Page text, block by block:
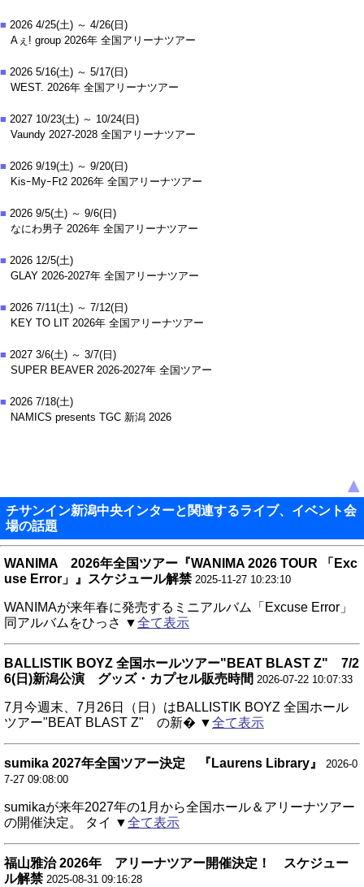
■ 2026 4/25(土) ～ 4/26(日)
Aぇ! group 2026年 全国アリーナツアー
■ 2026 5/16(土) ～ 5/17(日)
WEST. 2026年 全国アリーナツアー
■ 2027 10/23(土) ～ 10/24(日)
Vaundy 2027-2028 全国アリーナツアー
■ 2026 9/19(土) ～ 9/20(日)
KisｰMyｰFt2 2026年 全国アリーナツアー
■ 2026 9/5(土) ～ 9/6(日)
なにわ男子 2026年 全国アリーナツアー
■ 2026 12/5(土)
GLAY 2026-2027年 全国アリーナツアー
■ 2026 7/11(土) ～ 7/12(日)
KEY TO LIT 2026年 全国アリーナツアー
■ 2027 3/6(土) ～ 3/7(日)
SUPER BEAVER 2026-2027年 全国ツアー
■ 2026 7/18(土)
NAMICS presents TGC 新潟 2026
▲
チサンイン新潟中央インターと関連するライブ、イベント会
場の話題
WANIMA 2026年全国ツアー『WANIMA 2026 TOUR 「Exc
use Error」』スケジュール解禁 2025-11-27 10:23:10
WANIMAが来年春に発売するミニアルバム「Excuse Error」
同アルバムをひっさ ▼全て表示
BALLISTIK BOYZ 全国ホールツアー"BEAT BLAST Z" 7/2
6(日)新潟公演 グッズ・カプセル販売時間 2026-07-22 10:07:33
7月今週末、7月26日（日）はBALLISTIK BOYZ 全国ホール
ツアー"BEAT BLAST Z" の新� ▼全て表示
sumika 2027年全国ツアー決定 『Laurens Library』 2026-0
7-27 09:08:00
sumikaが来年2027年の1月から全国ホール＆アリーナツアー
の開催決定。 タイ ▼全て表示
福山雅治 2026年 アリーナツアー開催決定！ スケジュー
ル解禁 2025-08-31 09:16:28